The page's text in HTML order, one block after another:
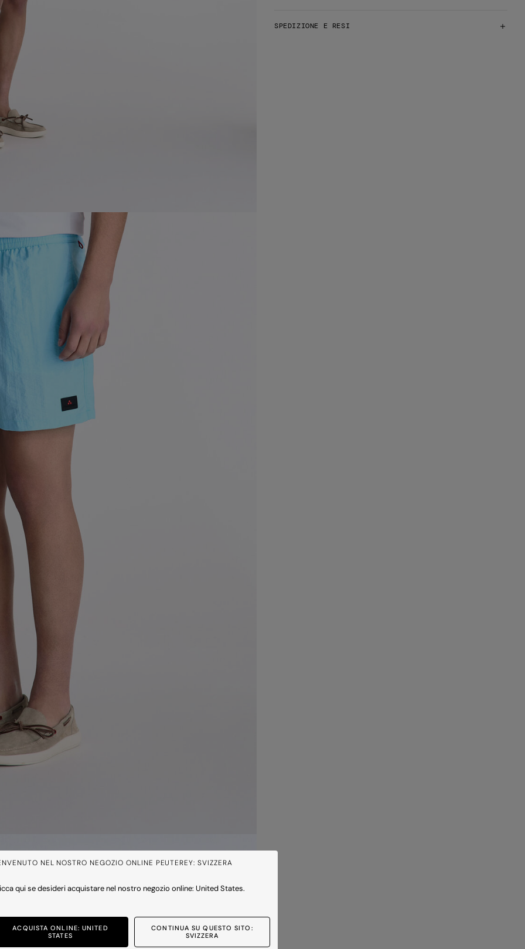
NEL NOSTRO NEGOZIO ONLINE PEUTEREY: SVIZZERA
qui se desideri acquistare nel nostro negozio online: United States.
ACQUISTA ONLINE: UNITED
STATES
CONTINUA SU QUESTO SITO:
SVIZZERA
SPEDIZIONE E RESI